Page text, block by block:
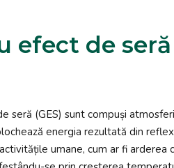
efect de
seră (GES) sunt compuși
energia rezultată din
umane, cum ar fi arderea